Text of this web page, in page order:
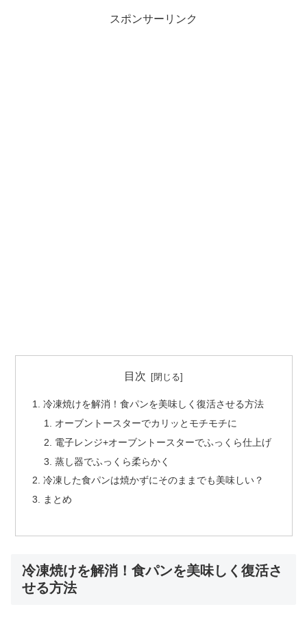
スポンサーリンク
目次
冷凍焼けを解消！食パンを美味しく復活させる方法
オーブントースターでカリッとモチモチに
電子レンジ+オーブントースターでふっくら仕上げ
蒸し器でふっくら柔らかく
冷凍した食パンは焼かずにそのままでも美味しい？
まとめ
冷凍焼けを解消！食パンを美味しく復活さ
せる方法